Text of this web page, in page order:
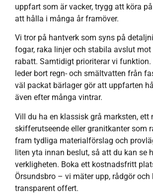
uppfart som är vacker, trygg att köra
att hålla i många år framöver.
Vi tror på hantverk som syns på
fogar, raka linjer och stabila avslut
rabatt. Samtidigt prioriterar vi
leder bort regn- och smältvatten från
väl packat bärlager gör att uppfarten
även efter många vintrar.
Vill du ha en klassisk grå marksten, ett
skifferutseende eller granitkanter som
fram tydliga materialförslag och
liten yta innan beslut, så att du kan se
verkligheten. Boka ett kostnadsfritt
Örsundsbro – vi mäter upp, rådgör
transparent offert.